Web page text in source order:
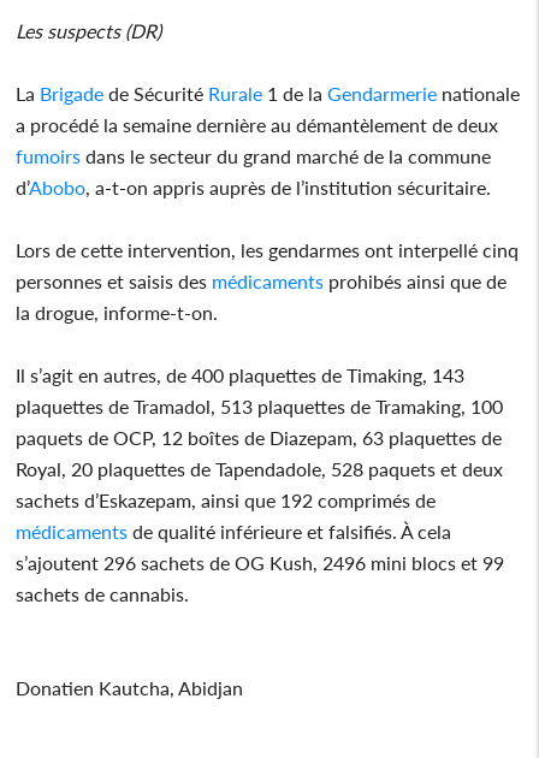
Les suspects (DR)
La Brigade de Sécurité Rurale 1 de laGendarmerie nationale
a procédé la semaine dernière au démantèlement de deux
fumoirs dans le secteur du grand marché de la commune
d’Abobo , a-t-on appris auprès de l’institution sécuritaire.
Lors de cette intervention, les gendarmes ont interpellé cinq
personnes et saisis des médicaments prohibés ainsi que de
la drogue, informe-t-on.
Il s’agit en autres, de 400 plaquettes de Timaking, 143
plaquettes de Tramadol, 513 plaquettes de Tramaking, 100
paquets de OCP, 12 boîtes de Diazepam, 63 plaquettes de
Royal, 20 plaquettes de Tapendadole, 528 paquets et deux
sachets d’Eskazepam, ainsi que 192 comprimés de
médicaments de qualité inférieure et falsifiés. À cela
s’ajoutent 296 sachets de OG Kush, 2496 mini blocs et 99
sachets de cannabis.
Donatien Kautcha, Abidjan